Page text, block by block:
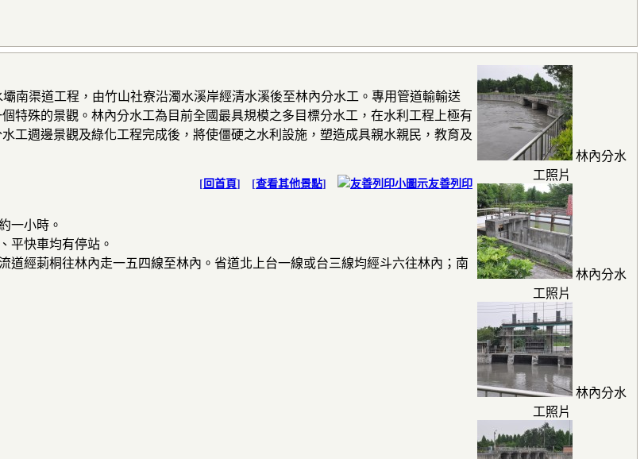
林內分水
工照片
林內分水
工照片
林內分水
工照片
南渠道工程，由竹山社寮沿濁水溪岸經清水溪後至林內分水工。專用管道輸輸送
特殊的景觀。林內分水工為目前全國最具規模之多目標分水工，在水利工程上極有
工週邊景觀及綠化工程完成後，將使僵硬之水利設施，塑造成具親水親民，教育及
[ 回首頁] [查看其他景點]
友善列印
一小時。
平快車均有停站。
道經莿桐往林內走一五四線至林內。省道北上台一線或台三線均經斗六往林內；南